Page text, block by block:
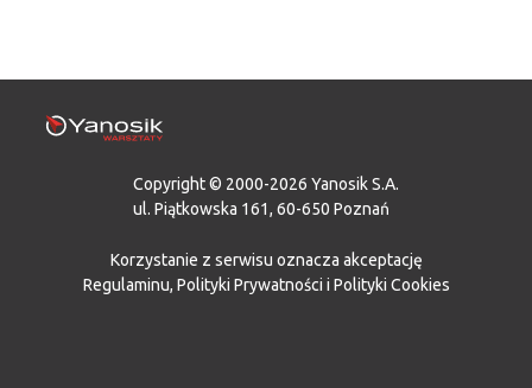
Copyright © 2000-2026 Yanosik S.A.
ul. Piątkowska 161, 60-650 Poznań
Korzystanie z serwisu oznacza akceptację
Regulaminu, Polityki Prywatności i Polityki Cookies